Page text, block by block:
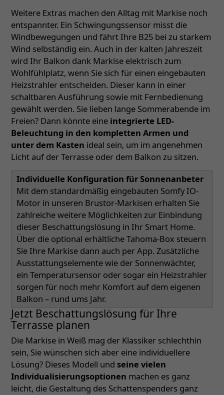
Weitere Extras machen den Alltag mit Markise noch
entspannter. Ein Schwingungssensor misst die
Windbewegungen und fährt Ihre B25 bei zu starkem
Wind selbständig ein. Auch in der kalten Jahreszeit
wird Ihr Balkon dank Markise elektrisch zum
Wohlfühlplatz, wenn Sie sich für einen eingebauten
Heizstrahler entscheiden. Dieser kann in einer
schaltbaren Ausführung sowie mit Fernbedienung
gewählt werden. Sie lieben lange Sommerabende im
Freien? Dann könnte eine integrierte LED-
Beleuchtung in den kompletten Armen und
unter dem Kasten ideal sein, um im angenehmen
Licht auf der Terrasse oder dem Balkon zu sitzen.
Individuelle Konfiguration für Sonnenanbeter
Mit dem standardmäßig eingebauten Somfy IO-
Motor in unseren Brustor-Markisen erhalten Sie
zahlreiche weitere Möglichkeiten zur Einbindung
dieser Beschattungslösung in Ihr Smart Home.
Über die optional erhältliche Tahoma-Box steuern
Sie Ihre Markise dann auch per App. Zusätzliche
Ausstattungselemente wie der Sonnenwächter,
ein Temperatursensor oder sogar ein Heizstrahler
sorgen für noch mehr Komfort auf dem eigenen
Balkon – rund ums Jahr.
Jetzt Beschattungslösung für Ihre
Terrasse planen
Die Markise in Weiß mag der Klassiker schlechthin
sein, Sie wünschen sich aber eine individuellere
Lösung? Dieses Modell und seine vielen
Individualisierungsoptionen machen es ganz
leicht, die Gestaltung des Schattenspenders ganz